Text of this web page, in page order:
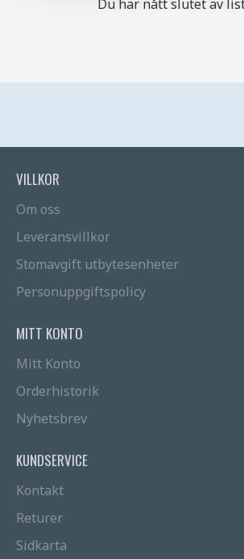
Du har nått slutet av
VILLKOR
Om oss
Leveransvillkor
Stomavgift utbytesenheter
Personuppgiftspolicy
MITT KONTO
Mitt Konto
Orderhistorik
Nyhetsbrev
KUNDSERVICE
Kontakt
Returer
Sidkarta